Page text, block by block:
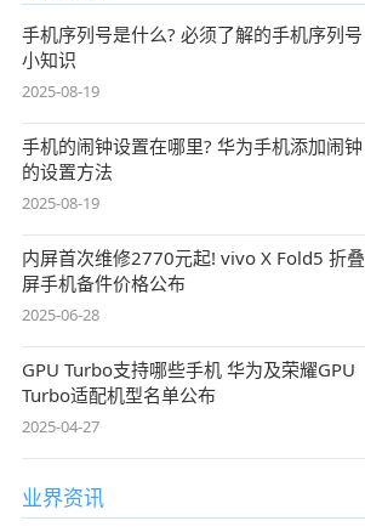
手机序列号是什么? 必须了解的手机序列号
小知识
2025-08-19
手机的闹钟设置在哪里? 华为手机添加闹钟
的设置方法
2025-08-19
内屏首次维修2770元起! vivo X Fold5 折叠
屏手机备件价格公布
2025-06-28
GPU Turbo支持哪些手机 华为及荣耀GPU
Turbo适配机型名单公布
2025-04-27
业界资讯